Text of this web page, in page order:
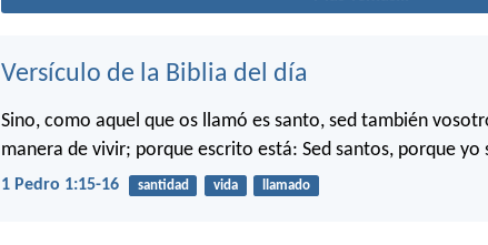
Versículo de la Biblia del día
Sino, como aquel que os llamó es santo, sed también
manera de vivir; porque escrito está: Sed santos, porque yo
1 Pedro 1:15-16 santidad vida llamado